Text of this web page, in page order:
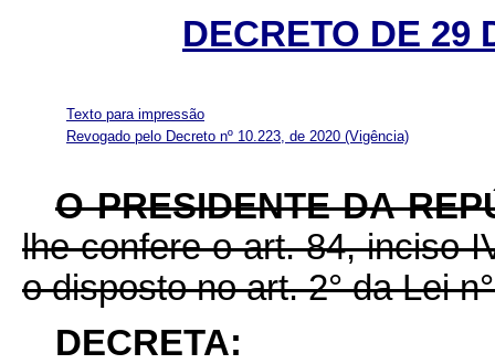
DECRETO DE 29
Texto para impressão
Revogado pelo Decreto nº 10.223, de 2020 (Vigência)
O PRESIDENTE DA
lhe confere o art. 84, inciso
o disposto no art. 2° da Lei
DECRETA: